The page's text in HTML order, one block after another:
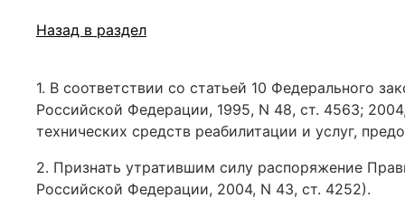
Назад в раздел
1. В соответствии со статьей 10 Федерального
Российской Федерации, 1995, N 48, ст. 4563;
технических средств реабилитации и услуг,
2. Признать утратившим силу распоряжение
Российской Федерации, 2004, N 43, ст. 4252).